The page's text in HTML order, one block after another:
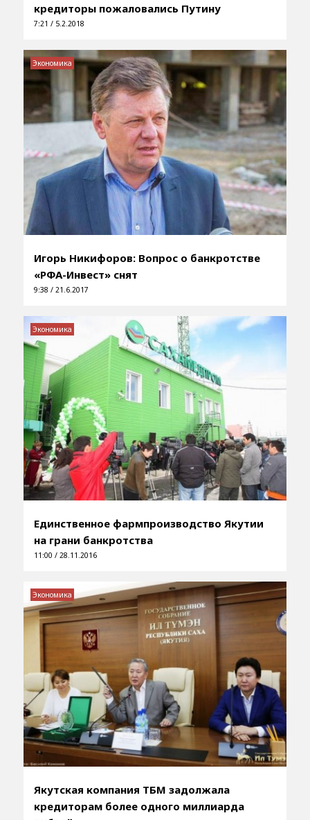
кредиторы пожаловались Путину
7:21 / 5.2.2018
Игорь Никифоров: Вопрос о банкротстве
«РФА-Инвест» снят
9:38 / 21.6.2017
Экономика
Единственное фармпроизводство Якутии
на грани банкротства
11:00 / 28.11.2016
Экономика
Якутская компания ТБМ задолжала
кредиторам более одного миллиарда
Экономика